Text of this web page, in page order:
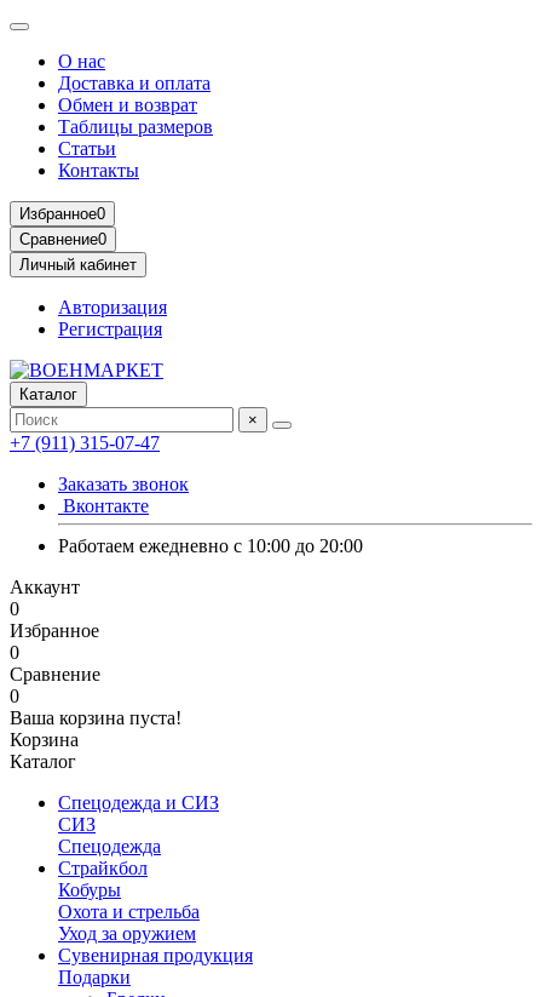
О нас
Доставка и оплата
Обмен и возврат
Таблицы размеров
Статьи
Контакты
Избранное0
Сравнение0
Личный кабинет
Авторизация
Регистрация
Каталог
×
+7 (911) 315-07-47
Заказать звонок
Вконтакте
Работаем ежедневно с 10:00 до 20:00
Аккаунт
0
Избранное
0
Сравнение
0
Ваша корзина пуста!
Корзина
Каталог
Спецодежда и СИЗ
СИЗ
Спецодежда
Страйкбол
Кобуры
Охота и стрельба
Уход за оружием
Сувенирная продукция
Подарки